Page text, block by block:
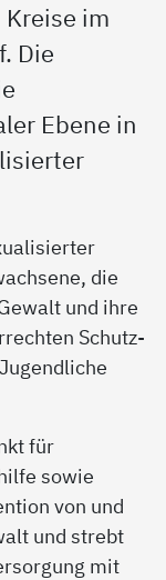
im
Die
Ebene in
die
und ihre
Schutz-
für
sowie
von und
und strebt
mit